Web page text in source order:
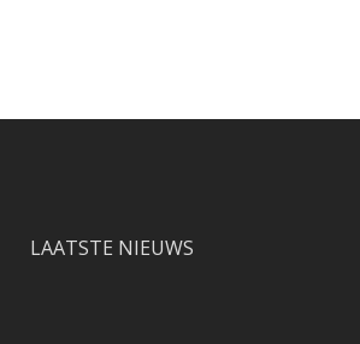
LAATSTE NIEUWS